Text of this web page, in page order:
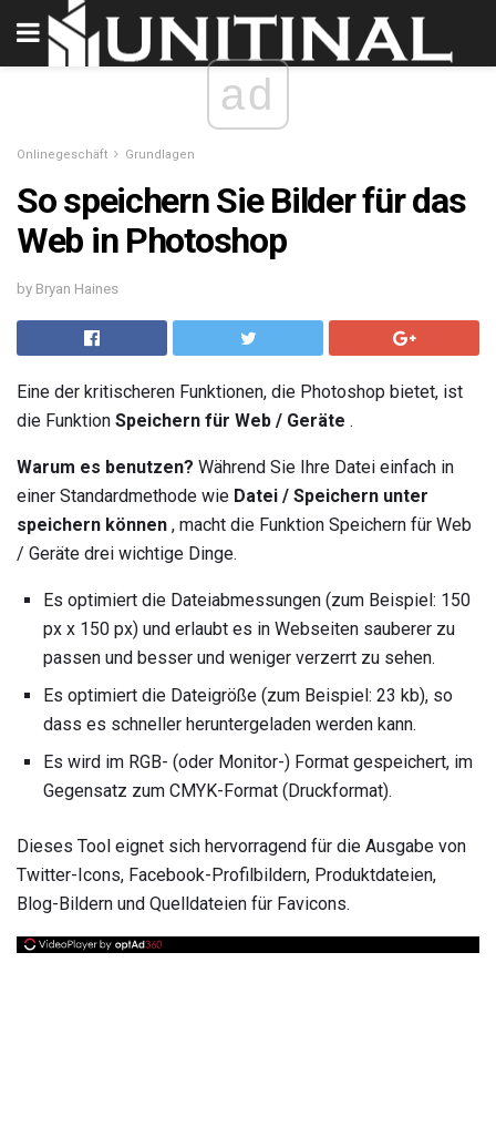
ad
Onlinegeschäft Grundlagen
So speichern Sie Bilder für das
Web in Photoshop
by Bryan Haines
Eine der kritischeren Funktionen, die Photoshop bietet, ist
die Funktion Speichern für Web / Geräte .
Warum es benutzen? Während Sie Ihre Datei einfach in
einer Standardmethode wie Datei / Speichern unter
speichern können , macht die Funktion Speichern für Web
/ Geräte drei wichtige Dinge.
Es optimiert die Dateiabmessungen (zum Beispiel: 150
px x 150 px) und erlaubt es in Webseiten sauberer zu
passen und besser und weniger verzerrt zu sehen.
Es optimiert die Dateigröße (zum Beispiel: 23 kb), so
dass es schneller heruntergeladen werden kann.
Es wird im RGB- (oder Monitor-) Format gespeichert, im
Gegensatz zum CMYK-Format (Druckformat).
Dieses Tool eignet sich hervorragend für die Ausgabe von
Twitter-Icons, Facebook-Profilbildern, Produktdateien,
Blog-Bildern und Quelldateien für Favicons.